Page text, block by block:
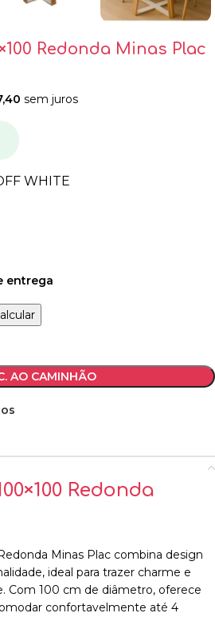
Redonda Minas Plac
sem juros
WHITE
entrega
AO CAMINHÃO
Redonda
Minas Plac combina design
ideal para trazer charme e
Com 100 cm de diâmetro, oferece
confortavelmente até 4